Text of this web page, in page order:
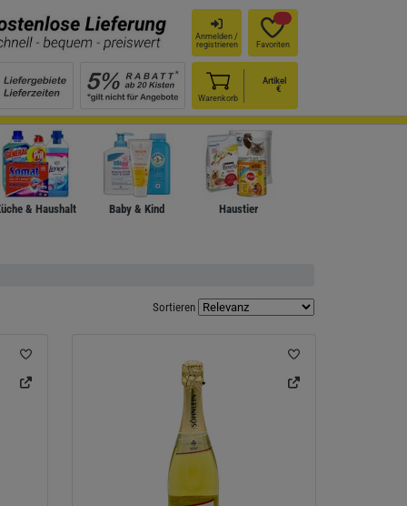
Anmelden /
registrieren
Favoriten
Warenkorb
Artikel
€
& Haushalt Baby & Kind Haustier
Sortieren